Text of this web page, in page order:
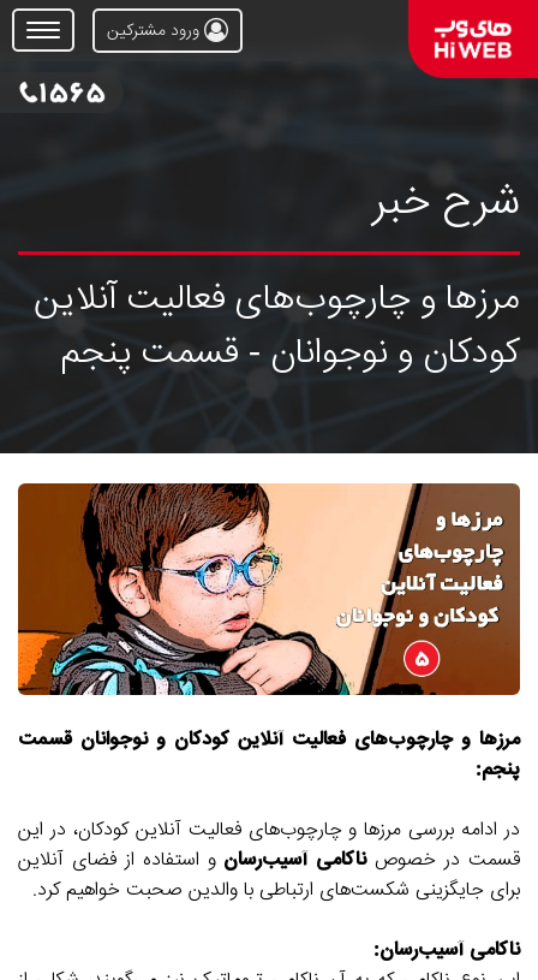
Open
Menu
ورود مشترکین
شرح خبر
مرزها و چارچوب‌های فعالیت آنلاین
کودکان و نوجوانان - قسمت پنجم
مرزها و چارچوب‌های فعالیت آنلاین کودکان و نوجوانان قسمت
پنجم:
در ادامه بررسی مرزها و چارچوب‌های فعالیت آنلاین کودکان، در این
قسمت در خصوصناکامی آسیب‌رسان و استفاده از فضای آنلاین
برای جایگزینی شکست‌های ارتباطی با والدین صحبت خواهیم کرد.
ناکامی آسیب‌رسان: